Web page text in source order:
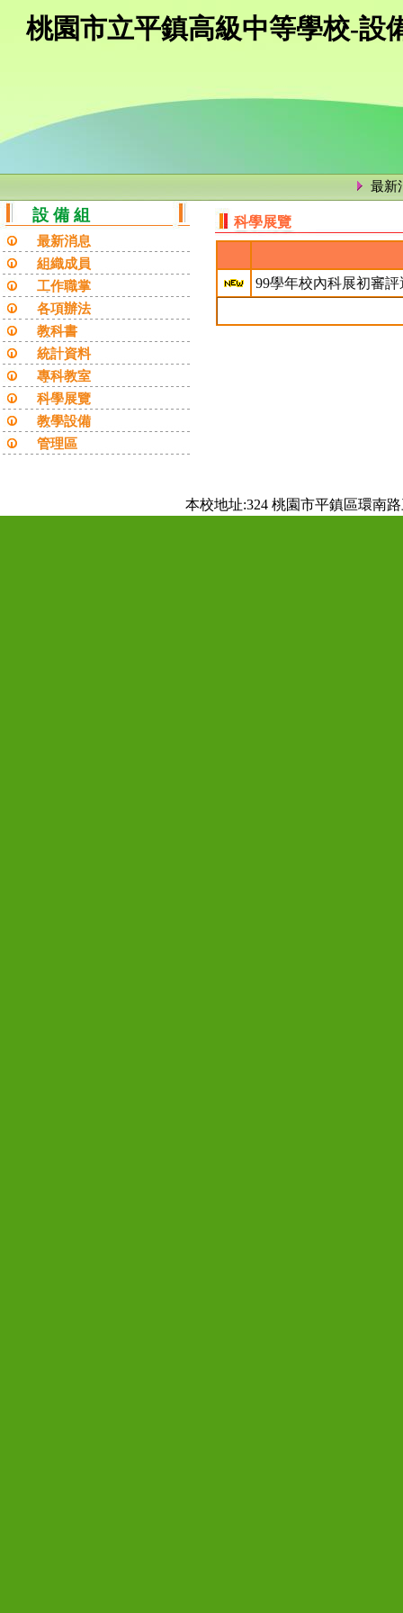
桃園市立平鎮高級中等學校-設
最新
設 備 組
最新消息
組織成員
工作職掌
各項辦法
教科書
統計資料
專科教室
科學展覽
教學設備
管理區
科學展覽
99學年校內科展初審
本校地址:324 桃園市平鎮區環南路